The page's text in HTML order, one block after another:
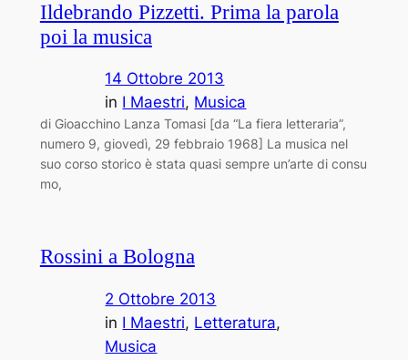
Ildebrando Pizzetti. Prima la parola
poi la musica
14 Ottobre 2013
in I Maestri, Musica
di Gioacchino Lanza Tomasi [da “La fiera letteraria”,
numero 9, giovedì, 29 febbraio 1968] La musica nel
suo corso storico è stata quasi sempre un’arte di consu
­mo,
Rossini a Bologna
2 Ottobre 2013
in I Maestri, Letteratura
Musica